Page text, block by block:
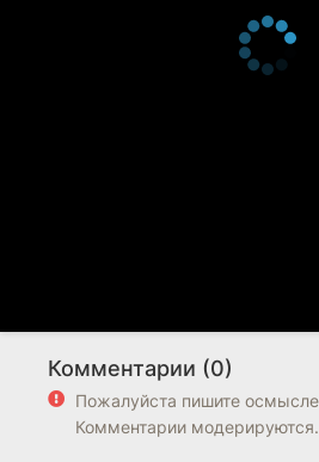
Комментарии (0)
Пожалуйста пишите
Комментарии модерируются.